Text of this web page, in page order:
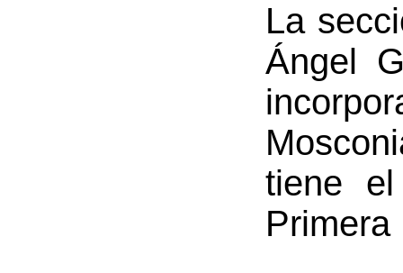
La
Ángel
tiene
Primera